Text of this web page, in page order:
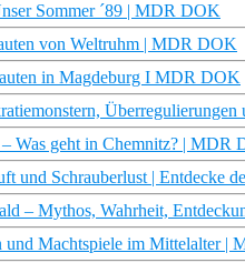
Sommer ´89 | MDR DOK
von Weltruhm | MDR DOK
in Magdeburg I MDR DOK
Was geht in Chemnitz? | MDR
und Schrauberlust | Entdecke
– Mythos, Wahrheit,
Machtspiele im Mittelalter |